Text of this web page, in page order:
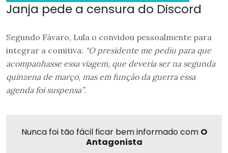
Janja pede a censura do Discord
Segundo Fávaro, Lula o convidou pessoalmente para
integrar a comitiva: “O presidente me pediu para que
acompanhasse essa viagem, que deveria ser na segunda
quinzena de março, mas em função da guerra essa
agenda foi suspensa”.
Nunca foi tão fácil ficar bem informado com O
Antagonista